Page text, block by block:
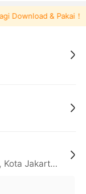
Download & Pakai！
Daerah Khusus Ibukota Jakarta, Kota Jakarta Barat, Cengkareng, yy